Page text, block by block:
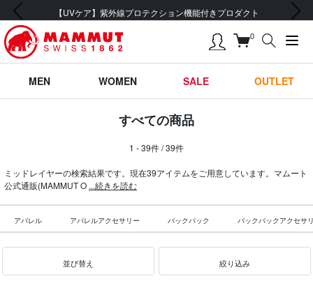
会員登録で【5,500円 (税込) 以上 送料無料】
前の画像 次の画像
0
MEN WOMEN SALE OUTLET
すべての商品
1 - 39件 / 39件
ミッドレイヤーの検索結果です。現在39アイテムをご用意しています。マムート
公式通販(MAMMUT O ...続きを読む
アパレル アパレルアクセサリー バックパック バックパックアクセサ
並び替え 絞り込み